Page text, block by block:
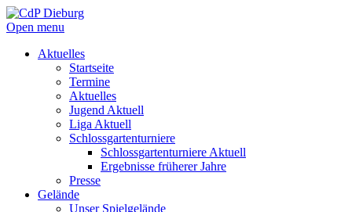
Open menu
Aktuelles
Startseite
Termine
Aktuelles
Jugend Aktuell
Liga Aktuell
Schlossgartenturniere
Schlossgartenturniere Aktuell
Ergebnisse früherer Jahre
Presse
Gelände
Unser Spielgelände